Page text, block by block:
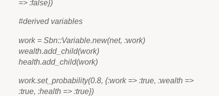
=> :false})
#derived variables
work = Sbn::Variable.new(net, :work)
wealth.add_child(work)
health.add_child(work)
work.set_probability(0.8, {:work => :true, :wealth =>
:true, :health => :true})